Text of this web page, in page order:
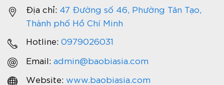
Địa chỉ: 47 Đường số 46, Phường Tân Tạo,
Thành phố Hồ Chí Minh
Hotline: 0979026031
Email: admin@baobiasia.com
Website: www.baobiasia.com